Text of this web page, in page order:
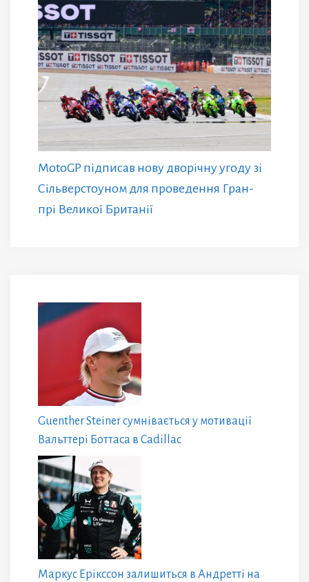
MotoGP підписав нову дворічну угоду зі
Сільверстоуном для проведення Гран-
прі Великої Британії
Guenther Steiner сумнівається у мотивації
Вальттері Боттаса в Cadillac
Маркус Ерікссон залишиться в Андретті на